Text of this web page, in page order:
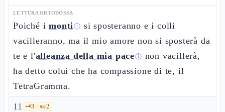
LETTURA ORTODOSSA
Poiché imontiⓘ si sposteranno e i colli
vacilleranno, ma il mio amore non si sposterà da
te e l'alleanza della mia paceⓘ non vacillerà,
ha detto colui che ha compassione di te, il
TetraGramma.
11 🗝️3 📜2